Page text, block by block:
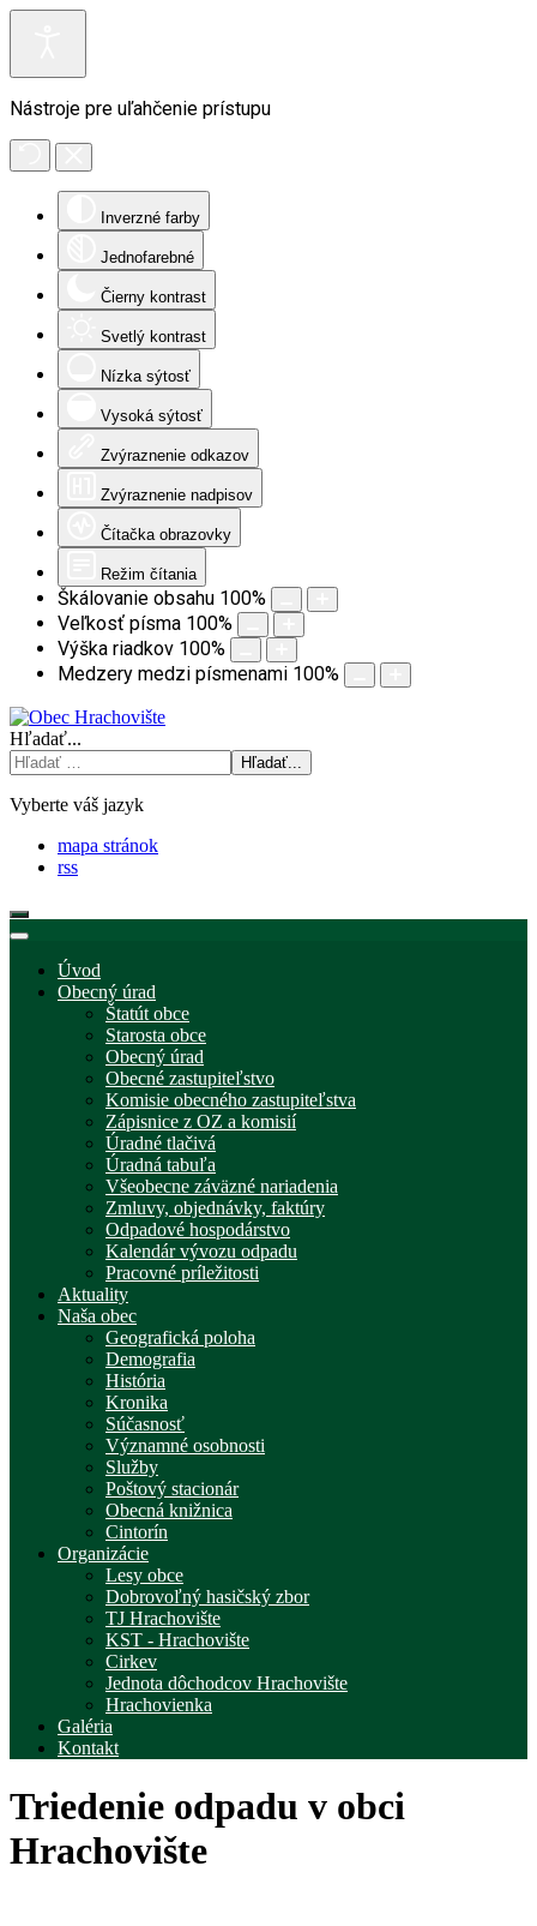
Nástroje pre uľahčenie prístupu
Inverzné farby
Jednofarebné
Čierny kontrast
Svetlý kontrast
Nízka sýtosť
Vysoká sýtosť
Zvýraznenie odkazov
Zvýraznenie nadpisov
Čítačka obrazovky
Režim čítania
Škálovanie obsahu 100%
Veľkosť písma 100%
Výška riadkov 100%
Medzery medzi písmenami 100%
Hľadať...
Hľadať...
Vyberte váš jazyk
mapa stránok
rss
Úvod
Obecný úrad
Štatút obce
Starosta obce
Obecný úrad
Obecné zastupiteľstvo
Komisie obecného zastupiteľstva
Zápisnice z OZ a komisií
Úradné tlačivá
Úradná tabuľa
Všeobecne záväzné nariadenia
Zmluvy, objednávky, faktúry
Odpadové hospodárstvo
Kalendár vývozu odpadu
Pracovné príležitosti
Aktuality
Naša obec
Geografická poloha
Demografia
História
Kronika
Súčasnosť
Významné osobnosti
Služby
Poštový stacionár
Obecná knižnica
Cintorín
Organizácie
Lesy obce
Dobrovoľný hasičský zbor
TJ Hrachovište
KST - Hrachovište
Cirkev
Jednota dôchodcov Hrachovište
Hrachovienka
Galéria
Kontakt
Triedenie odpadu v obci
Hrachovište